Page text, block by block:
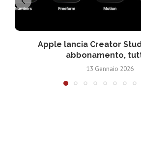
Apple lancia Creator
abbonamento,
13 Gennaio 2026